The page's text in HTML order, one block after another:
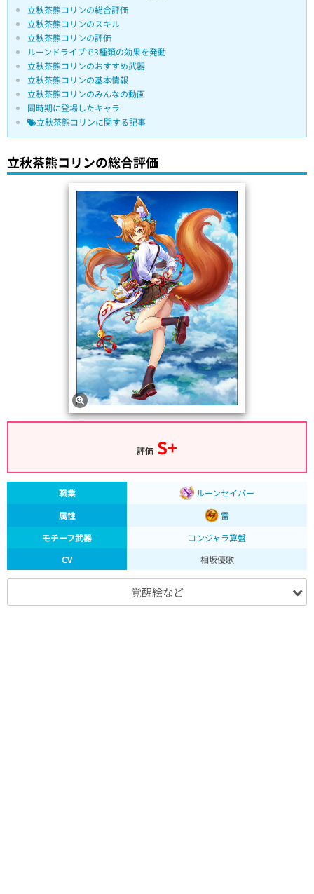
立秋茶熊コリンの総合評価
立秋茶熊コリンのスキル
立秋茶熊コリンの評価
ルーンドライブで3種類の効果を発動
立秋茶熊コリンのおすすめ武器
立秋茶熊コリンの基本情報
立秋茶熊コリンのみんなの動画
同時期に登場したキャラ
立秋茶熊コリンに関する記事
立秋茶熊コリンの総合評価
評価 S+
職業
ルーンセイバー
属性
雷
モチーフ武器
コンジャラ算盤
CV
相坂優歌
覚醒絵など